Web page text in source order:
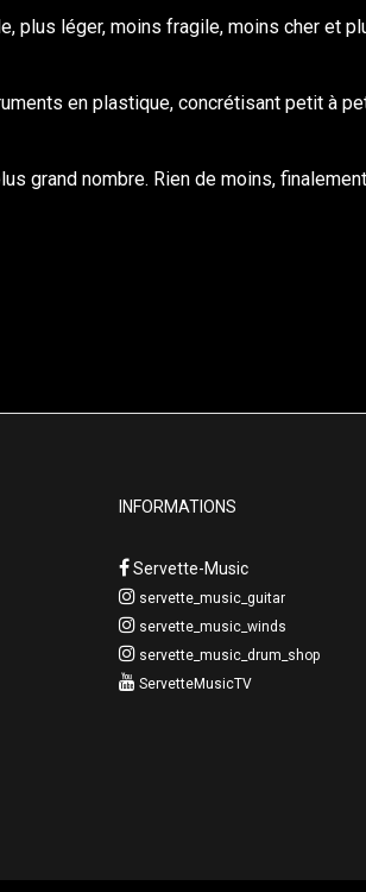
plus léger, moins fragile, moins cher et
en plastique, concrétisant petit à
grand nombre. Rien de moins,
INFORMATIONS
Servette-Music
servette_music_guitar
servette_music_winds
servette_music_drum_shop
ServetteMusicTV